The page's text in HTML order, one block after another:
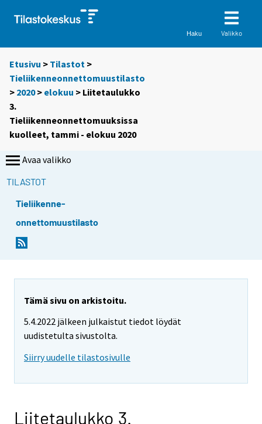
Haku Valikko
Etusivu > Tilastot >
Tieliikenneonnettomuustilasto
> 2020> elokuu > Liitetaulukko
3.
Tieliikenneonnettomuuksissa
kuolleet, tammi - elokuu 2020
Avaa valikko
TILASTOT
Tieliikenne-
onnettomuustilasto
Tämä sivu on arkistoitu.
5.4.2022 jälkeen julkaistut tiedot löydät
uudistetulta sivustolta.
Siirry uudelle tilastosivulle
Liitetaulukko 3.